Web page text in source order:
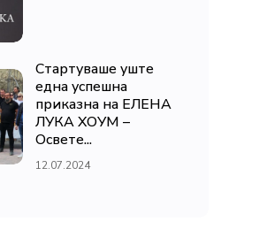
Стартуваше уште
една успешна
приказна на ЕЛЕНА
ЛУКА ХОУМ –
Освете...
12.07.2024